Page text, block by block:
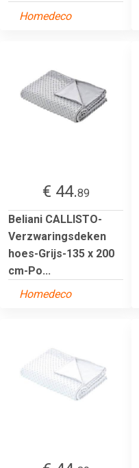
Homedeco
€ 44.89
Beliani CALLISTO-
Verzwaringsdeken
hoes-Grijs-135 x 200
cm-Po...
Homedeco